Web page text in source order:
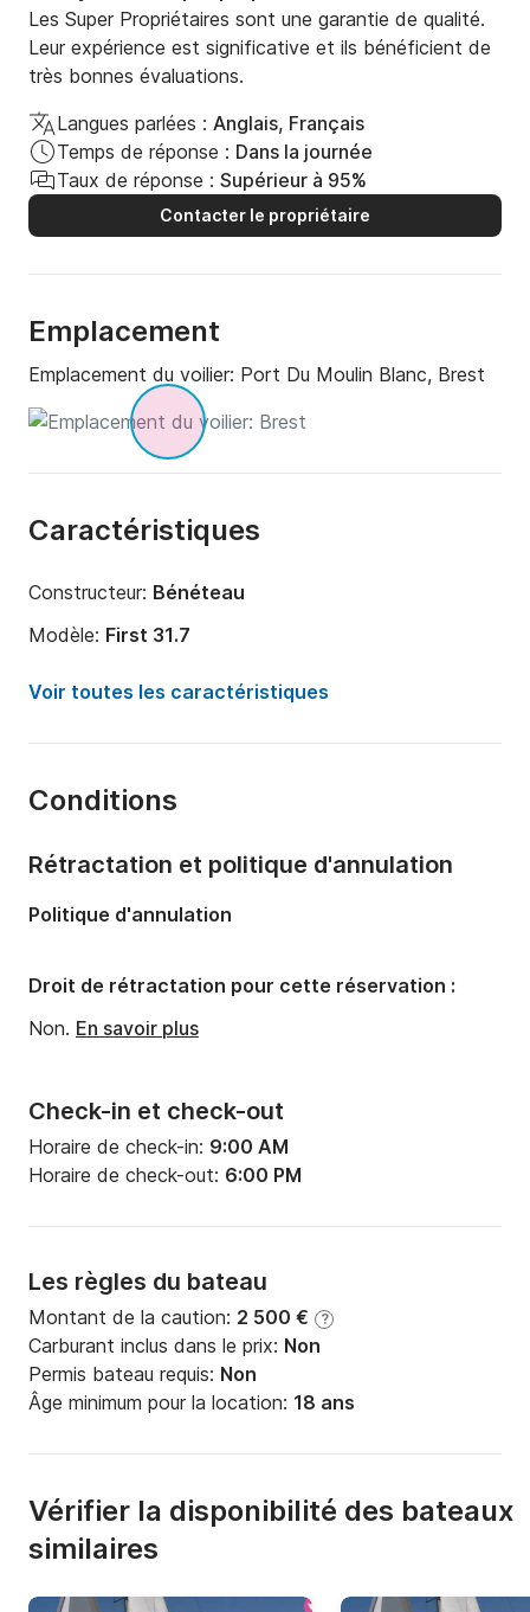
Les Super Propriétaires sont une garantie de qualité.
Leur expérience est significative et ils bénéficient de
très bonnes évaluations.
Langues parlées : Anglais, Français
Temps de réponse : Dans la journée
Taux de réponse : Supérieur à 95%
Contacter le propriétaire
Emplacement
Emplacement du voilier: Port Du Moulin Blanc, Brest
Caractéristiques
Constructeur: Bénéteau
Modèle: First 31.7
Année:
Nombre de couchages:
Nombre de salles de bains:
Tirant d'eau:1.9m
Puissance moteur:20cv
Voir toutes les caractéristiques
Conditions
Check-in et check-out
Horaire de check-in: 9:00 AM
Horaire de check-out: 6:00 PM
Les règles du bateau
Montant de la caution: 2 500 € ?
Carburant inclus dans le prix: Non
Permis bateau requis: Non
Âge minimum pour la location: 18 ans
Rétractation et politique d'annulation
Politique d'annulation
Droit de rétractation pour cette réservation :
Non. En savoir plus
Vérifier la disponibilité des bateaux
similaires